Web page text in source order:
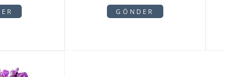
GÖNDER